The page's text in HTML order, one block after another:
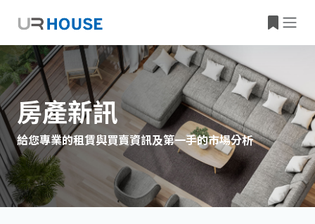
房產新訊
給您專業的租賃與買賣資訊及第一手的市場分析